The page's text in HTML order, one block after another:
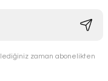
zaman abonelikten